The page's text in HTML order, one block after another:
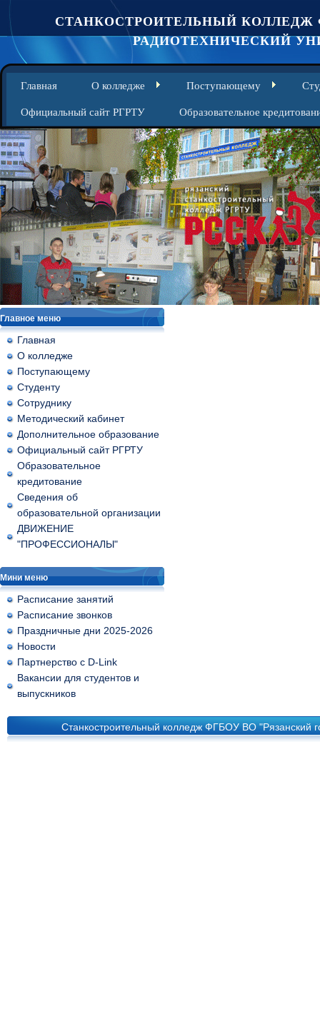
СТАНКОСТРОИТЕЛЬНЫЙ КОЛЛЕДЖ
РАДИОТЕХНИЧЕСКИЙ
Главная О колледже Поступающему
Официальный сайт РГРТУ Образовательное
Главное меню
Главная
О колледже
Поступающему
Студенту
Сотруднику
Методический кабинет
Дополнительное образование
Официальный сайт РГРТУ
Образовательное
кредитование
Сведения об
образовательной организации
ДВИЖЕНИЕ
"ПРОФЕССИОНАЛЫ"
Мини меню
Расписание занятий
Расписание звонков
Праздничные дни 2025-2026
Новости
Партнерство с D-Link
Вакансии для студентов и
выпускников
Станкостроительный колледж ФГБОУ ВО "Рязанский